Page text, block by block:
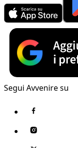
Segui Avvenire su